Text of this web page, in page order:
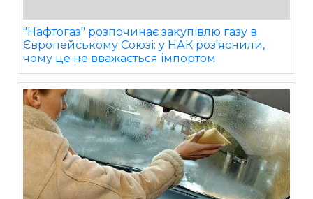
"Нафтогаз" розпочинає закупівлю газу в
Європейському Союзі: у НАК роз'яснили,
чому це не вважається імпортом